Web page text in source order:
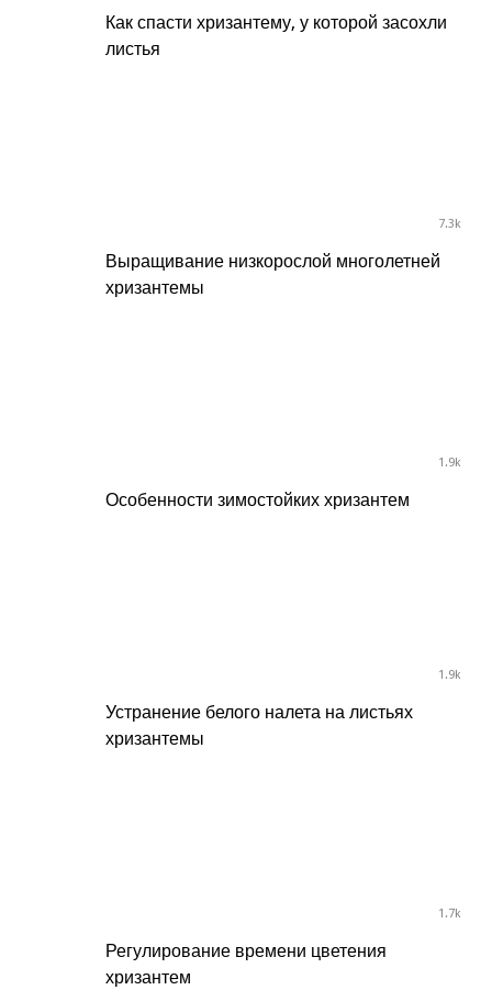
Как спасти хризантему, у которой засохли
листья
7.3k
Выращивание низкорослой многолетней
хризантемы
1.9k
Особенности зимостойких хризантем
1.9k
Устранение белого налета на листьях
хризантемы
1.7k
Регулирование времени цветения
хризантем